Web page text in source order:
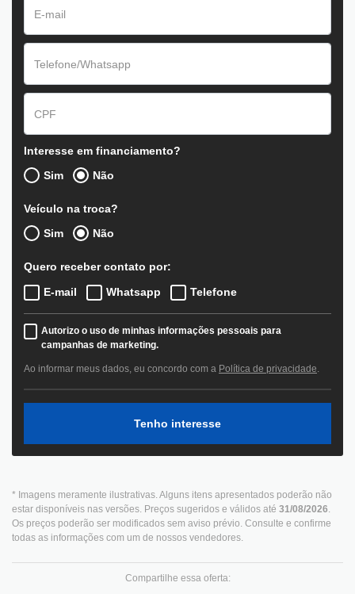
* Imagens meramente ilustrativas. Alguns itens apresentados poderão não
estar disponíveis nas versões. Preços sugeridos e válidos até 31/08/2026.
Os preços poderão ser modificados sem aviso prévio. Consulte e confirme
todas as informações com um de nossos vendedores.
Compartilhe essa oferta:
Interesse em financiamento?
Sim
Não
Veículo na troca?
Sim
Não
Quero receber contato por:
E-mail
Whatsapp Telefone
Autorizo o uso de minhas informações pessoais para
campanhas de marketing.
Ao informar meus dados, eu concordo com a Política de privacidade.
Tenho interesse